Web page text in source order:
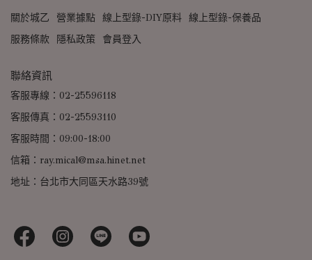
關於城乙 營業據點 線上型錄-DIY原料 線上型錄-保養品
服務條款
隱私政策 會員登入
聯絡資訊
客服專線：02-25596118
客服傳真：02-25593110
客服時間：09:00-18:00
信箱：ray.mical@msa.hinet.net
地址：台北市大同區天水路39號